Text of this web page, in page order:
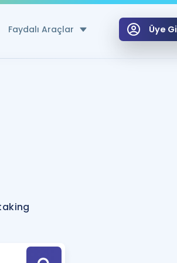
Faydalı Araçlar
Hesaplama Aracı
için Öneriler
Tek Takvimde
Üye
Hoca ile seni sınava hazırlayacak onlarca